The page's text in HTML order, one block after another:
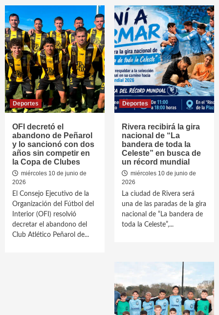
Deportes
OFI decretó el
abandono de Peñarol
y lo sancionó con dos
años sin competir en
la Copa de Clubes
miércoles 10 de junio de
2026
El Consejo Ejecutivo de la
Organización del Fútbol del
Interior (OFI) resolvió
decretar el abandono del
Club Atlético Peñarol de...
Deportes
Rivera recibirá la gira
nacional de “La
bandera de toda la
Celeste” en busca de
un récord mundial
miércoles 10 de junio de
2026
La ciudad de Rivera será
una de las paradas de la gira
nacional de “La bandera de
toda la Celeste”,...